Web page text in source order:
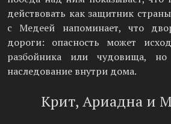
действовать как защитник
с Медеей напоминает, что
дороги: опасность может
разбойника или чудовища,
наследование внутри дома.
Крит, Ариадна и